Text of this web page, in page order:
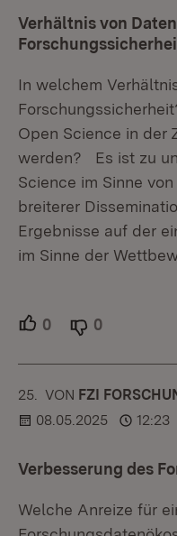
Verhältnis von
In welchem
Open Science in der
werden? Es ist zu
Science im Sinne
breiterer
Ergebnisse auf der
im Sinne der
0 Unterstützer.
0
25. KOMMENTAR
VON :FZI
08.05.2025
12:23
Verbesserung des
Welche Anreize für